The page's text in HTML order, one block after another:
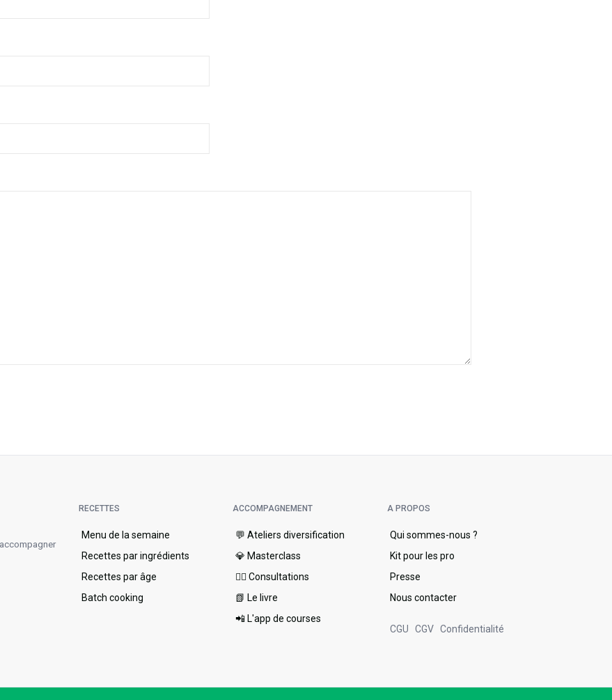
RECETTES
Menu de la semaine​
Recettes par ingrédients
Recettes par âge
Batch cooking
ACCOMPAGNEMENT
💬 Ateliers diversification
💎 Masterclass
👩‍⚕️ Consultations
📗 Le livre
📲 L'app de courses
A PROPOS
Qui sommes-nous ?
Kit pour les pro
Presse
Nous contacter
CGU CGV Confidentialité